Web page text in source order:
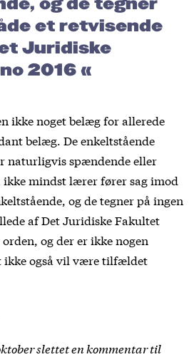
og de tegner
et retvisende
Juridiske
2016 «
ikke noget belæg for allerede
belæg. De enkeltstående
naturligvis spændende eller
mindst lærer fører sag imod
og de tegner på ingen
af Det Juridiske Fakultet
og der er ikke nogen
ikke også vil være tilfældet
slettet en kommentar til